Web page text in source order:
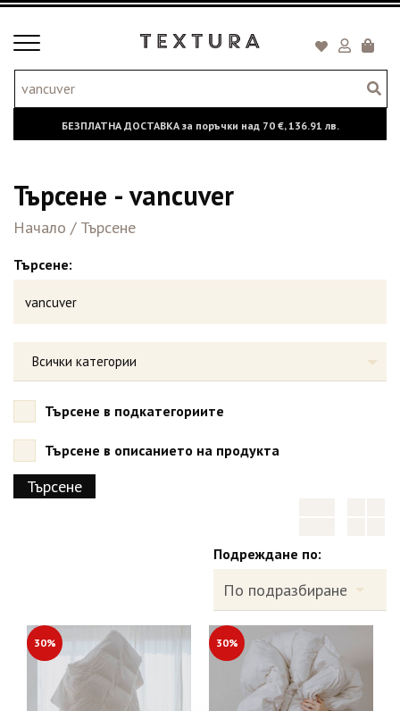
Toggle
БЕЗПЛАТНА ДОСТАВКА за поръчки над 70 €,136.91 лв.
Търсене - vancuver
Начало / Търсене
Търсене:
Всички категории
Търсене в подкатегориите
Търсене в описанието на продукта
Подреждане по:
30% 30%